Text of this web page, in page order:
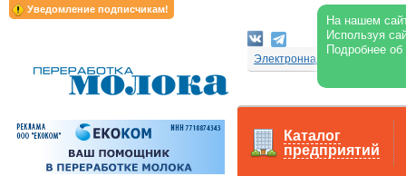
Уведомление подписчикам!
На нашем
Используя
Подробнее
Электронная версия
Каталог
предприятий